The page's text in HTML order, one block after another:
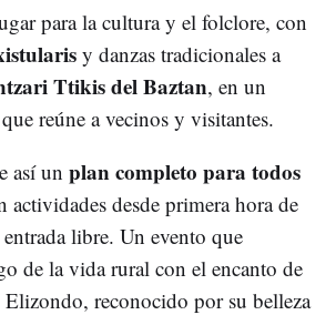
para la cultura y el folclore, con
y danzas tradicionales a
Ttikis del Baztan, en un
reúne a vecinos y visitantes.
así un plan completo para todos
actividades desde primera hora de
libre. Un evento que
de la vida rural con el encanto de
reconocido por su belleza